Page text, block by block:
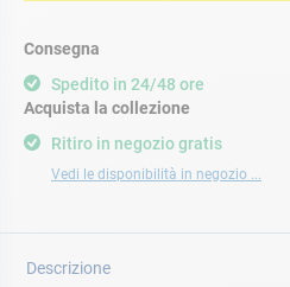
Consegna
Spedito in 24/48 ore
Ritiro in negozio gratis
Vedi le disponibilità in negozio ...
Acquista la collezione
Descrizione